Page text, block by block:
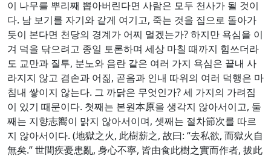
이 나무를 뿌리째 뽑아버린다면 사람은 모두 천사가 될 것이
다. 남 보기를 자기와 같게 여기고, 죽는 것을 집으로 돌아가
듯이 본다면 천당의 경계가 어찌 멀겠는가? 하지만 욕심을 이
겨 덕을 닦으려고 종일 토론하며 세상 마칠 때까지 힘쓰더라
도 교만과 질투, 분노와 음란 같은 여러 가지 욕심은 끝내 사
라지지 않고 겸손과 어짊, 곧음과 인내 따위의 여러 덕행은 마
침내 쌓이지 않는다. 그 까닭은 무엇인가? 세 가지의 가려짐
이 있기 때문이다. 첫째는 본원本原을 생각지 않아서이고, 둘
째는 지향志嚮이 맑지 않아서이며, 셋째는 절차節次를 따르
지 않아서이다. (地獄之火, 此樹薪之, 故曰: “去私欲, 而獄火自
無矣.” 世間疾憂患亂, 身心不寧, 皆由食此樹之實而作者, 拔此